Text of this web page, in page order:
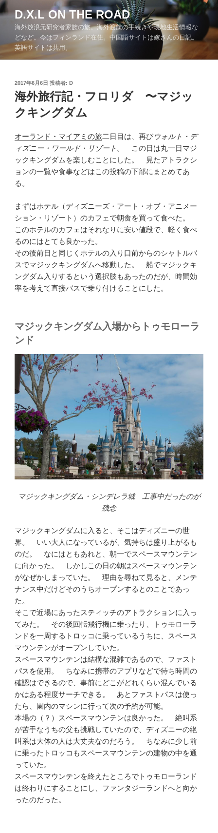
コ
ン
ツ
D.X.L ON THE ROAD
海外放浪元研究者家族の旅。海外渡航の手続きや現地生活情報な
どなど。今はフィンランド在住。中国語サイトは嫁さんの日記。
英語サイトは共用。
投
稿
日:
2017年6月6日 投稿者: D
海外旅行記・フロリダ 〜マジッ
クキングダム
オーランド・マイアミの旅二日目は、再びウォルト・デ
ィズニー・ワールド・リゾート 。 この日は丸一日マジ
ックキングダムを楽しむことにした。 見たアトラクシ
ョンの一覧や食事などはこの投稿の下部にまとめてあ
る。
まずはホテル（ディズニーズ・アート・オブ・アニメー
ション・リゾート）のカフェで朝食を買って食べた。
このホテルのカフェはそれなりに安い値段で、軽く食べ
るのにはとても良かった。
その後前日と同じくホテルの入り口前からのシャトルバ
スでマジックキングダムへ移動した。 船でマジックキ
ングダム入りするという選択肢もあったのだが、時間効
率を考えて直接バスで乗り付けることにした。
マジックキングダム入場からトゥモローラ
ンド
マジックキングダム・シンデレラ城 工事中だったのが
残念
マジックキングダムに入ると、そこはディズニーの世
界。 いい大人になっているが、気持ちは盛り上がるも
のだ。 なにはともあれと、朝一でスペースマウンテン
に向かった。 しかしこの日の朝はスペースマウンテン
がなぜかしまっていた。 理由を尋ねて見ると、メンテ
ナンス中だけどそのうちオープンするとのことであっ
た。
そこで近場にあったスティッチのアトラクションに入っ
てみた。 その後回転飛行機に乗ったり、トゥモローラ
ンドを一周するトロッコに乗っているうちに、スペース
マウンテンがオープンしていた。
スペースマウンテンは結構な混雑であるので、ファスト
パスを使用。 ちなみに携帯のアプリなどで待ち時間の
確認はできるので、事前にどこがどれくらい混んでいる
かはある程度サーチできる。 あとファストパスは使っ
たら、園内のマシンに行って次の予約が可能。
本場の（？）スペースマウンテンは良かった。 絶叫系
が苦手なうちの父も挑戦していたので、ディズニーの絶
叫系は大体の人は大丈夫なのだろう。 ちなみに少し前
に乗ったトロッコもスペースマウンテンの建物の中を通
っていた。
スペースマウンテンを終えたところでトゥモローランド
は終わりにすることにし、ファンタジーランドへと向か
ったのだった。